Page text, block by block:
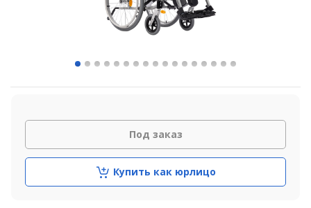
Под заказ
Купить как юрлицо